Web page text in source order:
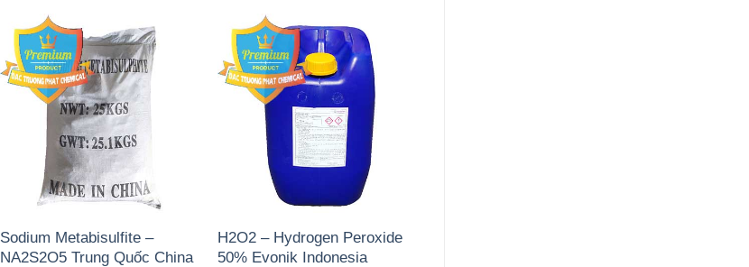
Sodium Metabisulfite –
NA2S2O5 Trung Quốc China
H2O2 – Hydrogen Peroxide
50% Evonik Indonesia